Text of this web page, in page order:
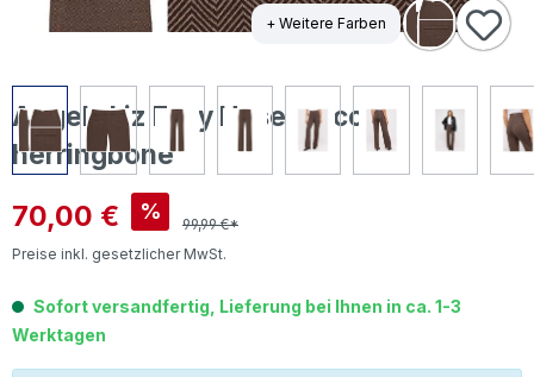
+ Weitere Farben
Angels Liz Easy Hose mocca
herringbone
Verkaufspreis:
70,00 € %
99,99 €*
Preise inkl. gesetzlicher MwSt.
Sofort versandfertig, Lieferung bei Ihnen in ca. 1-3
Werktagen